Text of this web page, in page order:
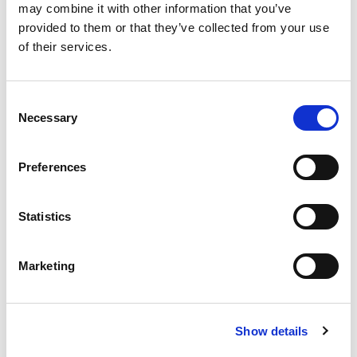
may combine it with other information that you’ve
provided to them or that they’ve collected from your use
of their services.
Selection
Necessary
Preferences
Statistics
Marketing
Show details
Systeme | Kunden‑Self‑Service Portals | E‑Commerce
&amp; Auftragsmanagement | Produktmanagement
Warum Telecom-Leader
Ergebnisse – schnellere Launches, geringere
einen Markt, der niemals stillsteht.
Proven depth
15 Jahre Telecom, 25+ Jahre Softwareentwicklung;